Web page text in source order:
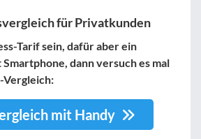
für Privatkunden
Tarif sein, dafür aber ein
dann versuch es mal
Vergleich:
mit Handy